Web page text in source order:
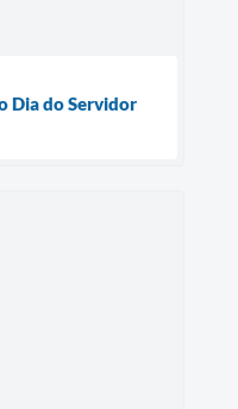
Dia do Servidor